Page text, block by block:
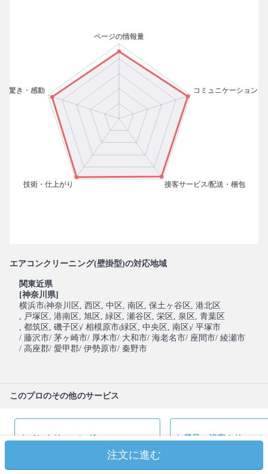
エアコンクリーニング(壁掛型)の対応地域
関東近県
[神奈川県]
横浜市(神奈川区 , 西区 , 中区 , 南区 , 保土ヶ谷区 , 港北区
, 戸塚区 , 港南区 , 旭区 , 緑区 , 瀬谷区 , 栄区 , 泉区 , 青葉区
, 都筑区 , 磯子区)/ 相模原市(緑区 , 中央区 , 南区)/ 平塚市
/ 藤沢市/ 茅ヶ崎市/ 厚木市/ 大和市/ 海老名市/ 座間市/ 綾瀬市
/ 高座郡/ 愛甲郡/ 伊勢原市/ 秦野市
このプロのその他のサービス
トイレクリーニング
8,050円(税込)
お風呂・浴室クリーニ
18,400円(税込)
注文に進む